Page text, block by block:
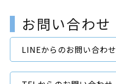
お問い合わせ
LINEからのお問い合わせ